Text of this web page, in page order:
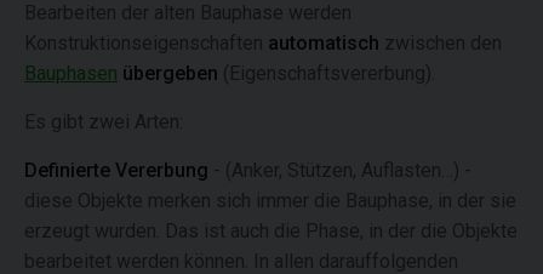
Bearbeiten der alten Bauphase werden
Konstruktionseigenschaften automatisch zwischen den
Bauphasen übergeben (Eigenschaftsvererbung).
Es gibt zwei Arten:
Definierte Vererbung - (Anker, Stützen, Auflasten…) -
diese Objekte merken sich immer die Bauphase, in der sie
erzeugt wurden. Das ist auch die Phase, in der die Objekte
bearbeitet werden können. In allen darauffolgenden